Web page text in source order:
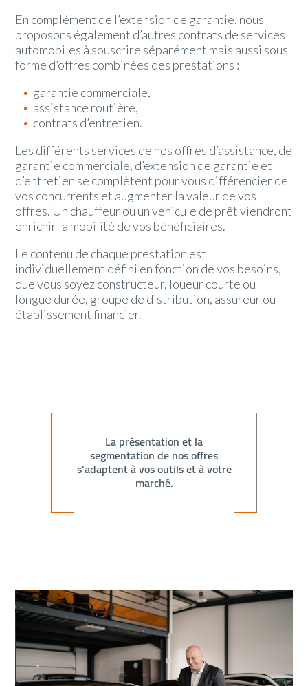
En complément de l’extension de garantie, nous
proposons également d’autres contrats de services
automobiles à souscrire séparément mais aussi sous
forme d’offres combinées des prestations :
garantie commerciale,
assistance routière,
contrats d’entretien.
Les différents services de nos offres d’assistance, de
garantie commerciale, d’extension de garantie et
d’entretien se complètent pour vous différencier de
vos concurrents et augmenter la valeur de vos
offres. Un chauffeur ou un véhicule de prêt viendront
enrichir la mobilité de vos bénéficiaires.
Le contenu de chaque prestation est
individuellement défini en fonction de vos besoins,
que vous soyez constructeur, loueur courte ou
longue durée, groupe de distribution, assureur ou
établissement financier.
La présentation et la
segmentation de nos offres
s’adaptent à vos outils et à votre
marché.